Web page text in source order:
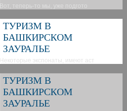
Вот, теперь-то мы, уже подгото
ТУРИЗМ В
БАШКИРСКОМ
ЗАУРАЛЬЕ
Некоторые экспонаты, имеют аст
ТУРИЗМ В
БАШКИРСКОМ
ЗАУРАЛЬЕ